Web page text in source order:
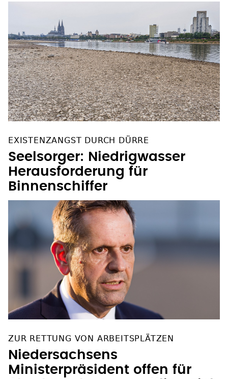
EXISTENZANGST DURCH DÜRRE
Seelsorger: Niedrigwasser
Herausforderung für
Binnenschiffer
ZUR RETTUNG VON ARBEITSPLÄTZEN
Niedersachsens
Ministerpräsident offen für